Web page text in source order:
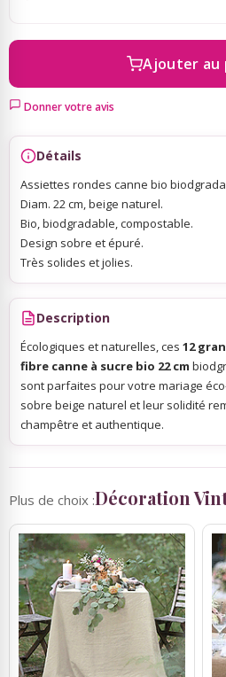
Scrapbooking, Loisirs Créatifs
Ajouter au
Donner votre avis
Détails
Assiettes rondes canne bio
Diam. 22 cm, beige naturel.
Bio, biodgradable, compostable.
Design sobre et épuré.
Très solides et jolies.
Description
Écologiques et naturelles, ces 12
fibre canne à sucre bio 22 cm
sont parfaites pour votre mariage
sobre beige naturel et leur solidité
champêtre et authentique.
Plus de choix :Décoration